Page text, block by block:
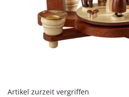
Artikel zurzeit vergriffen